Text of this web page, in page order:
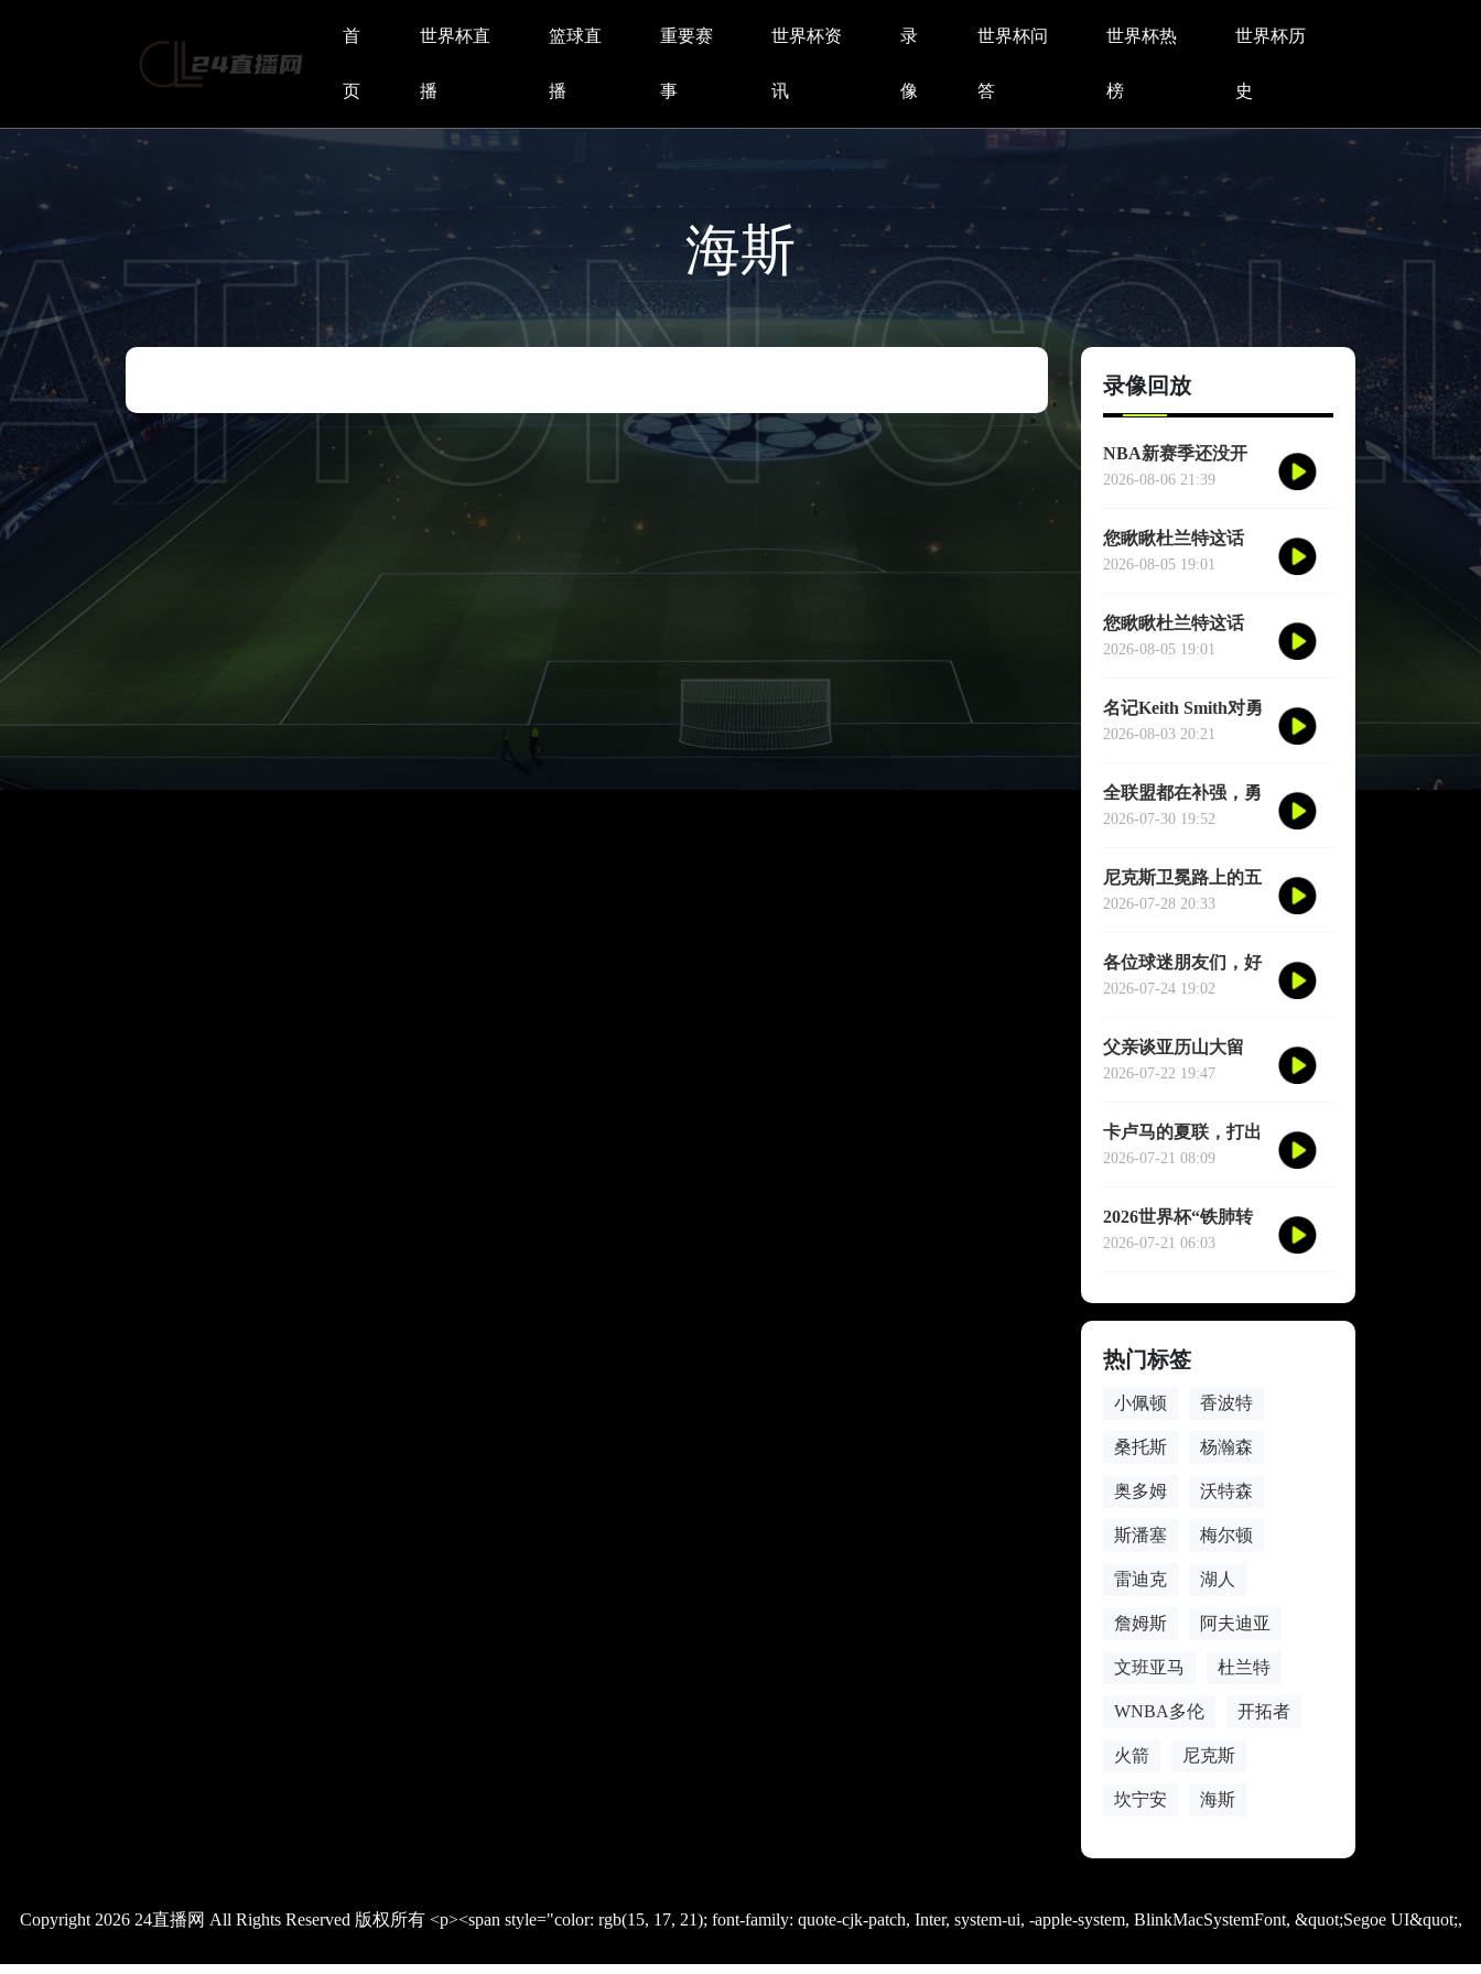
首
页
世界杯直
播
篮球直
播
重要赛
事
世界杯资
讯
录
像
世界杯问
答
世界杯热
榜
世界杯历
史
海斯
录像回放
NBA新赛季还没开
打，一项历史纪录已
篮球俱乐部伦敦雄狮
将首次站上NBA季前
2026-08-06 21:39
您瞅瞅杜兰特这话
——"76人比宇宙勇
虚或者脑子进水了，
我给您掰开了揉碎了
2026-08-05 19:01
您瞅瞅杜兰特这话
——"76人比宇宙勇
虚或者脑子进水了，
我给您掰开了揉碎了
2026-08-05 19:01
名记Keith Smith对勇
士11号秀伦德博格的
准。他说伦德博格是
夏联最耀眼的球员之
2026-08-03 20:21
全联盟都在补强，勇
士却在“等”——等库
2026-07-30 19:52
尼克斯卫冕路上的五
大拦路虎：雷马领
2026-07-28 20:33
各位球迷朋友们，好
消息来了！湖人核心
2026中国行「紫金之
旅」正式定档今年8
2026-07-24 19:02
父亲谈亚历山大留
队：东西没坏就别
诱惑走
2026-07-22 19:47
卡卢马的夏联，打出
了“不给合同说不过
2026-07-21 08:09
2026世界杯“铁肺转
场”手册：单场票玩
2026-07-21 06:03
热门标签
小佩顿 香波特
桑托斯 杨瀚森
奥多姆 沃特森
斯潘塞 梅尔顿
雷迪克 湖人
詹姆斯 阿夫迪亚
文班亚马 杜兰特
WNBA多伦 开拓者
火箭 尼克斯
坎宁安 海斯
Copyright 2026 24直播网 All Rights Reserved 版权所有 <p><span style="color: rgb(15, 17, 21); font-family: quote-cjk-patch, Inter, system-ui, -apple-system, BlinkMacSystemFont, &quot;Segoe UI&quot;,